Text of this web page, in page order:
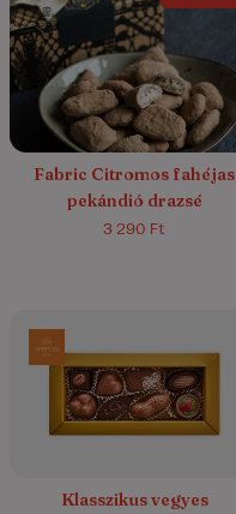
Fabric Citromos fahéjas
pekándió drazsé
3 290 Ft
5.0/5 (3)
Klasszikus vegyes